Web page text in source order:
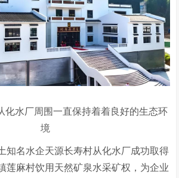
化水厂周围一直保持着着良好的生态环
境
知名水企天源长寿村从化水厂成功取得
莲麻村饮用天然矿泉水采矿权，为企业